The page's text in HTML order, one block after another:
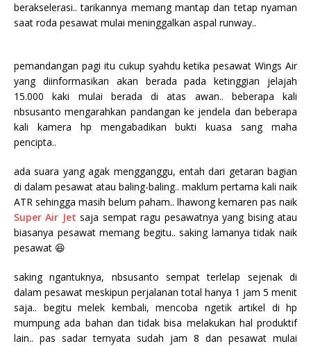
berakselerasi.. tarikannya memang mantap dan tetap nyaman
saat roda pesawat mulai meninggalkan aspal runway..
pemandangan pagi itu cukup syahdu ketika pesawat Wings Air
yang diinformasikan akan berada pada ketinggian jelajah
15.000 kaki mulai berada di atas awan.. beberapa kali
nbsusanto mengarahkan pandangan ke jendela dan beberapa
kali kamera hp mengabadikan bukti kuasa sang maha
pencipta..
ada suara yang agak mengganggu, entah dari getaran bagian
di dalam pesawat atau baling-baling.. maklum pertama kali naik
ATR sehingga masih belum paham.. lhawong kemaren pas naik
Super Air Jet saja sempat ragu pesawatnya yang bising atau
biasanya pesawat memang begitu.. saking lamanya tidak naik
pesawat 😆
saking ngantuknya, nbsusanto sempat terlelap sejenak di
dalam pesawat meskipun perjalanan total hanya 1 jam 5 menit
saja.. begitu melek kembali, mencoba ngetik artikel di hp
mumpung ada bahan dan tidak bisa melakukan hal produktif
lain.. pas sadar ternyata sudah jam 8 dan pesawat mulai